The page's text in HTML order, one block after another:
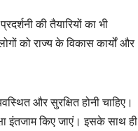
की तैयारियों का भी
को राज्य के विकास कार्यों और
और सुरक्षित होनी चाहिए।
इंतजाम किए जाएं। इसके साथ ही